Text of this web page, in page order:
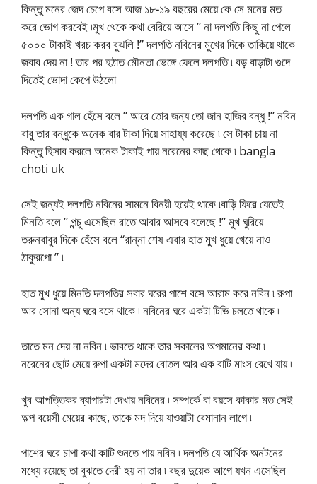
কিন্তু মনের জেদ চেপে বসে আজ ১৮-১৯ বছরের মেয়ে কে সে মনের মত
করে ভোগ করবেই ৷মুখ থেকে কথা বেরিয়ে আসে ” না দলপতি কিছু না পেলে
৫০০০ টাকাই খরচ করব বুঝলি !” দলপতি নবিনের মুখের দিকে তাকিয়ে থাকে
জবাব দেয় না ! তার পর হঠাত মৌনতা ভেঙ্গে ফেলে দলপতি ৷ বড় বাড়াটা গুদে
দিতেই ভোদা কেপে উঠলো
দলপতি এক গাল হেঁসে বলে ” আরে তোর জন্য তো জান হাজির বন্ধু !” নবিন
বাবু তার বন্ধুকে অনেক বার টাকা দিয়ে সাহায্য করেছে ৷ সে টাকা চায় না
কিন্তু হিসাব করলে অনেক টাকাই পায় নরেনের কাছ থেকে ৷ bangla
choti uk
সেই জন্যই দলপতি নবিনের সামনে বিনয়ী হয়েই থাকে ৷বাড়ি ফিরে যেতেই
মিনতি বলে ” পন্চু এসেছিল রাতে আবার আসবে বলেছে !” মুখ ঘুরিয়ে
তরুনবাবুর দিকে হেঁসে বলে “রান্না শেষ এবার হাত মুখ ধুয়ে খেয়ে নাও
ঠাকুরপো ” ৷
হাত মুখ ধুয়ে মিনতি দলপতির সবার ঘরের পাশে বসে আরাম করে নবিন ৷ রুপা
আর সোনা অন্য ঘরে বসে থাকে ৷ নবিনের ঘরে একটা টিভি চলতে থাকে ৷
তাতে মন দেয় না নবিন ৷ ভাবতে থাকে তার সকালের অপমানের কথা ৷
নরেনের ছোট মেয়ে রুপা একটা মদের বোতল আর এক বাটি মাংস রেখে যায় ৷
খুব আপত্তিকর ব্যাপারটা দেখায় নবিনের ৷ সম্পর্কে বা বয়সে কাকার মত সেই
অল্প বয়েসী মেয়ের কাছে, তাকে মদ দিয়ে যাওয়াটা বেমানান লাগে ৷
পাশের ঘরে চাপা কথা কাটি শুনতে পায় নবিন ৷ দলপতি যে আর্থিক অনটনের
মধ্যে রয়েছে তা বুঝতে দেরী হয় না তার ৷ বছর দুয়েক আগে যখন এসেছিল